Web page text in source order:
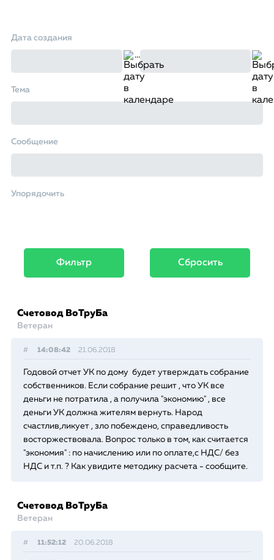
Дата создания
…
Тема
Сообщение
Упорядочить
Фильтр Сбросить
Счетовод ВоТруБа
Ветеран
# 14:08:42 21.06.2018
Годовой отчет УК по дому будет утверждать собрание
собственников. Если собрание решит , что УК все
деньги не потратила , а получила "экономию" , все
деньги УК должна жителям вернуть. Народ
счастлив,ликует , зло побеждено, справедливость
восторжествовала. Вопрос только в том, как считается
"экономия" : по начислению или по оплате,с НДС/ без
НДС и т.п. ? Как увидите методику расчета - сообщите.
Счетовод ВоТруБа
Ветеран
# 11:52:12 20.06.2018